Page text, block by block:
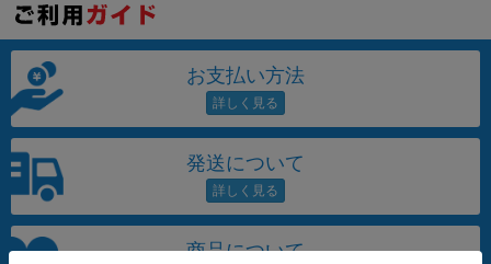
お支払い方法
発送について
商品について